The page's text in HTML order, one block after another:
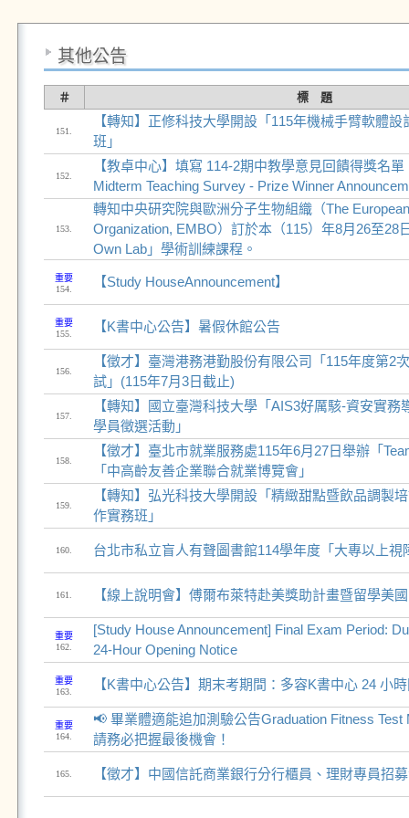
其他公告
＃ 標 題
151.
【轉知】正修科技大學開設「115年機械手臂軟體
班」
152.
【教卓中心】填寫 114-2期中教學意見回饋得獎名
Midterm Teaching Survey - Prize Winner
153.
轉知中央研究院與歐洲分子生物組織（The
Organization, EMBO）訂於本（115）年8月26至28
Own Lab」學術訓練課程。
重要
154.
【Study HouseAnnouncement】
重要
155.
【K書中心公告】暑假休館公告
156.
【徵才】臺灣港務港勤股份有限公司「115年度第2
試」(115年7月3日截止)
157.
【轉知】國立臺灣科技大學「AIS3好厲駭-資安實務
學員徵選活動」
158.
【徵才】臺北市就業服務處115年6月27日舉辦「
「中高齡友善企業聯合就業博覽會」
159.
【轉知】弘光科技大學開設「精緻甜點暨飲品調製
作實務班」
160. 台北市私立盲人有聲圖書館114學年度「大專以上視
161. 【線上說明會】傅爾布萊特赴美獎助計畫暨留學美國
重要
162.
[Study House Announcement] Final Exam Period:
24-Hour Opening Notice
重要
163.
【K書中心公告】期末考期間：多容K書中心 24 小
重要
164.
📢 畢業體適能追加測驗公告Graduation Fitness Test
請務必把握最後機會！
165. 【徵才】中國信託商業銀行分行櫃員、理財專員招